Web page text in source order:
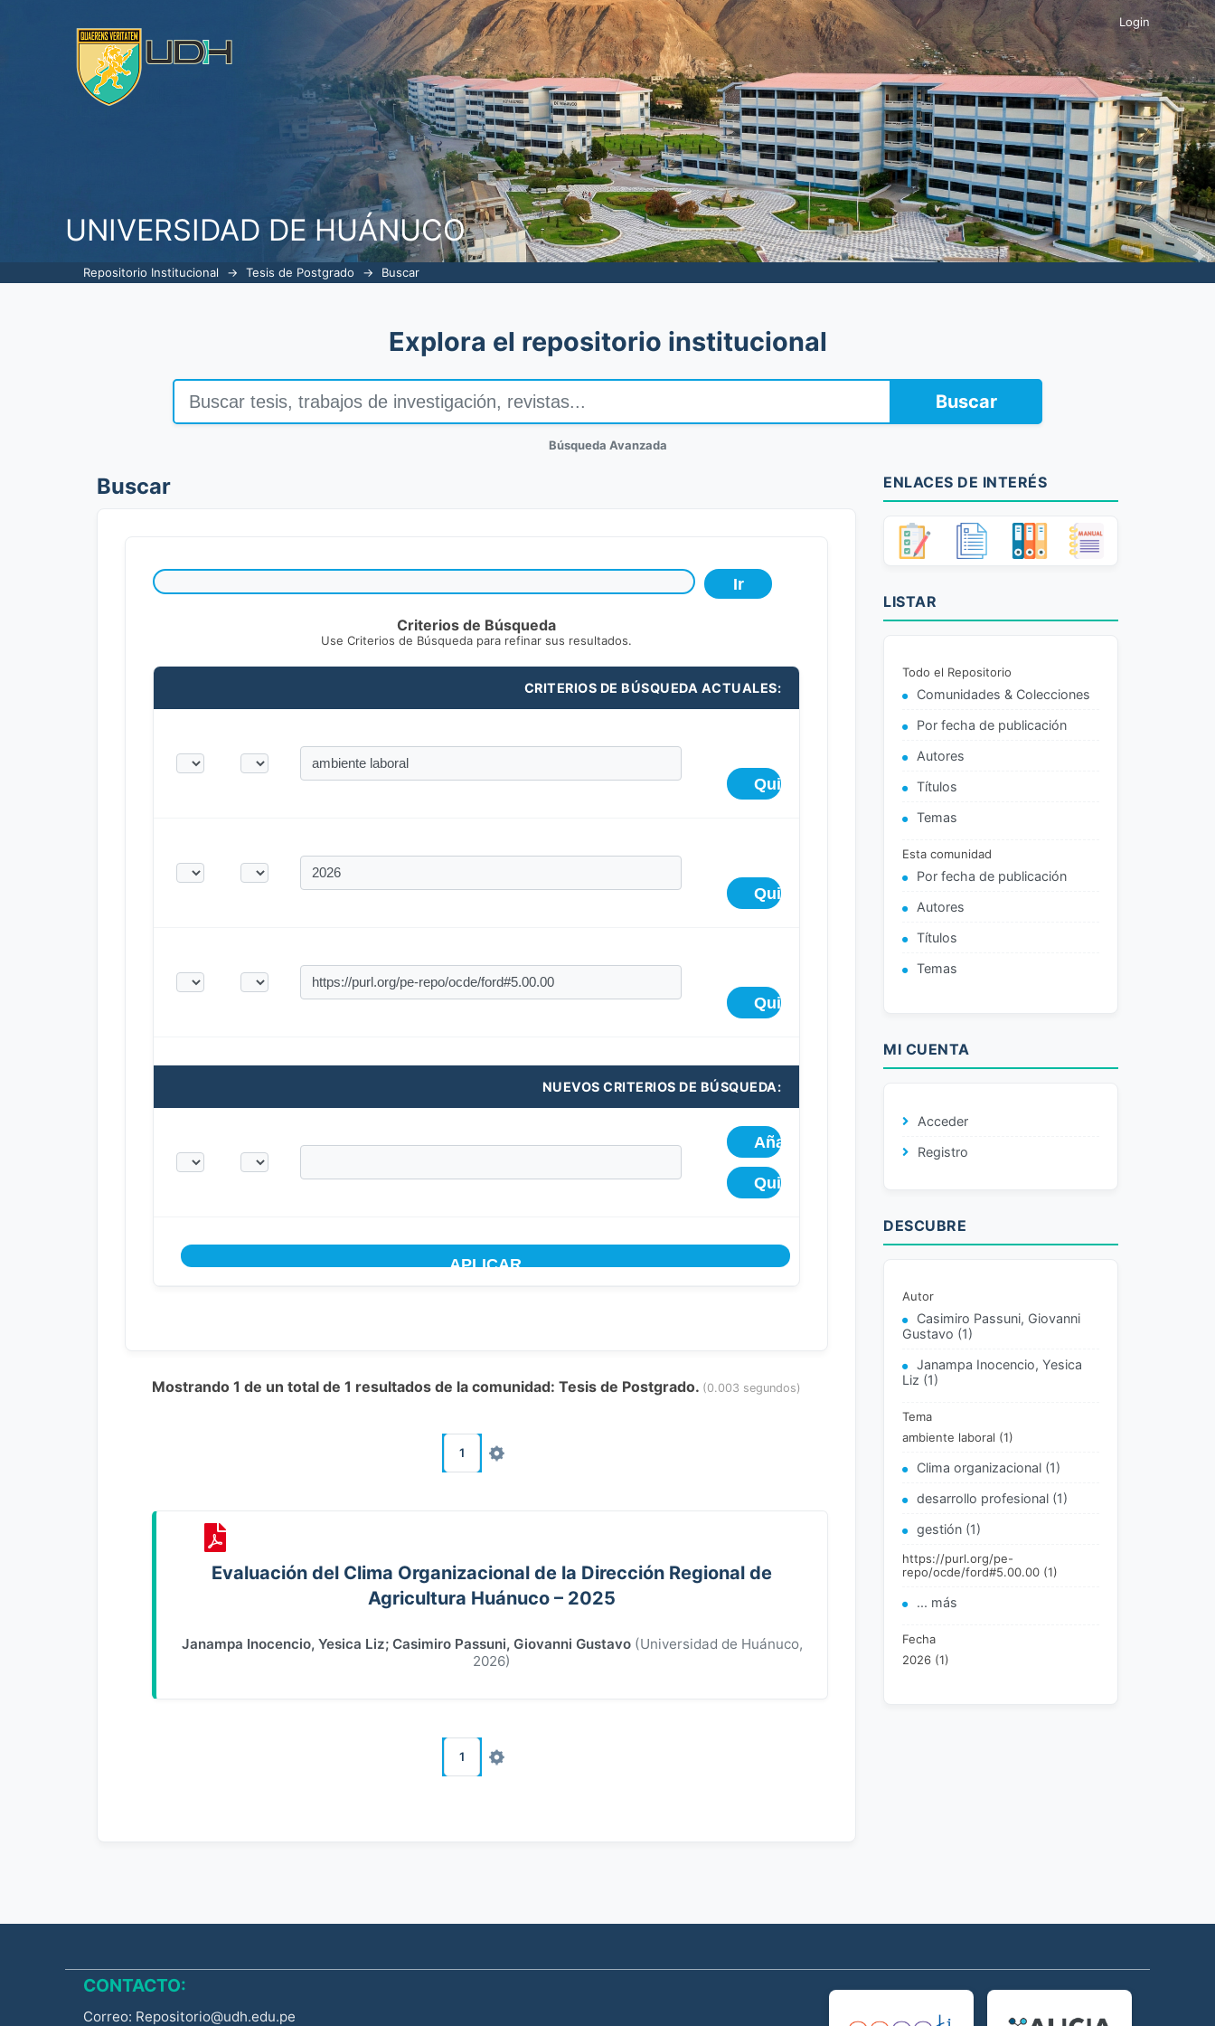
UNIVERSIDAD DE HUÁNUCO
Login
Repositorio Institucional → Tesis de Postgrado → Buscar
Explora el repositorio institucional
Buscar
Búsqueda Avanzada
Buscar
Criterios de Búsqueda
Use Criterios de Búsqueda para refinar sus resultados.
CRITERIOS DE BÚSQUEDA ACTUALES:
NUEVOS CRITERIOS DE BÚSQUEDA:
Mostrando 1 de un total de 1 resultados de la comunidad: Tesis de Postgrado. (0.003 segundos)
1
Evaluación del Clima Organizacional de la Dirección Regional de
Agricultura Huánuco – 2025
Janampa Inocencio, Yesica Liz; Casimiro Passuni, Giovanni Gustavo (Universidad de Huánuco,
2026)
1
ENLACES DE INTERÉS
LISTAR
Todo el Repositorio
Comunidades & Colecciones
Por fecha de publicación
Autores
Títulos
Temas
Esta comunidad
Por fecha de publicación
Autores
Títulos
Temas
MI CUENTA
Acceder
Registro
DESCUBRE
Autor
Casimiro Passuni, Giovanni
Gustavo (1)
Janampa Inocencio, Yesica
Liz (1)
Tema
ambiente laboral (1)
Clima organizacional (1)
desarrollo profesional (1)
gestión (1)
https://purl.org/pe-
repo/ocde/ford#5.00.00 (1)
... más
Fecha
2026 (1)
CONTACTO:
Correo: Repositorio@udh.edu.pe